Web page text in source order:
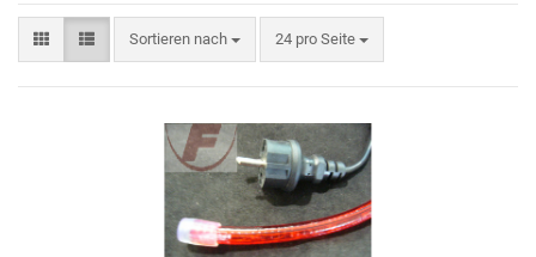
Sortieren nach 24 pro Seite